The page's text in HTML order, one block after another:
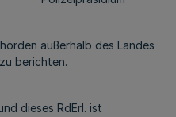
außerhalb des Landes
berichten.
dieses RdErl. ist